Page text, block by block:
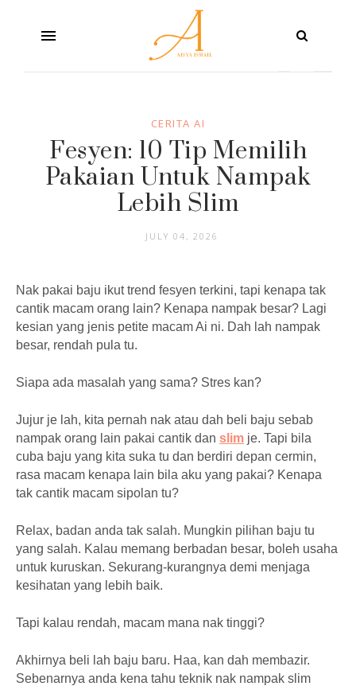
CERITA AI
Fesyen: 10 Tip Memilih
Pakaian Untuk Nampak
Lebih Slim
JULY 04, 2026
Nak pakai baju ikut trend fesyen terkini, tapi kenapa tak
cantik macam orang lain? Kenapa nampak besar? Lagi
kesian yang jenis petite macam Ai ni. Dah lah nampak
besar, rendah pula tu.
Siapa ada masalah yang sama? Stres kan?
Jujur je lah, kita pernah nak atau dah beli baju sebab
nampak orang lain pakai cantik dan slim je. Tapi bila
cuba baju yang kita suka tu dan berdiri depan cermin,
rasa macam kenapa lain bila aku yang pakai? Kenapa
tak cantik macam sipolan tu?
Relax, badan anda tak salah. Mungkin pilihan baju tu
yang salah. Kalau memang berbadan besar, boleh usaha
untuk kuruskan. Sekurang-kurangnya demi menjaga
kesihatan yang lebih baik.
Tapi kalau rendah, macam mana nak tinggi?
Akhirnya beli lah baju baru. Haa, kan dah membazir.
Sebenarnya anda kena tahu teknik nak nampak slim